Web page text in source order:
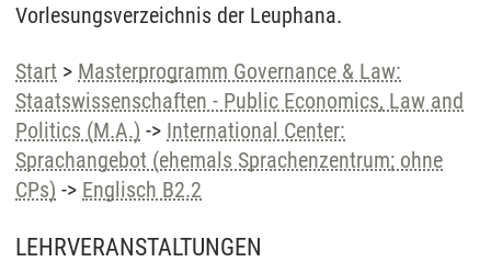
Vorlesungsverzeichnis der Leuphana.
Start > Masterprogramm Governance & Law:
Staatswissenschaften - Public Economics, Law and
Politics (M.A.) -> International Center:
Sprachangebot (ehemals Sprachenzentrum; ohne
CPs) -> Englisch B2.2
LEHRVERANSTALTUNGEN